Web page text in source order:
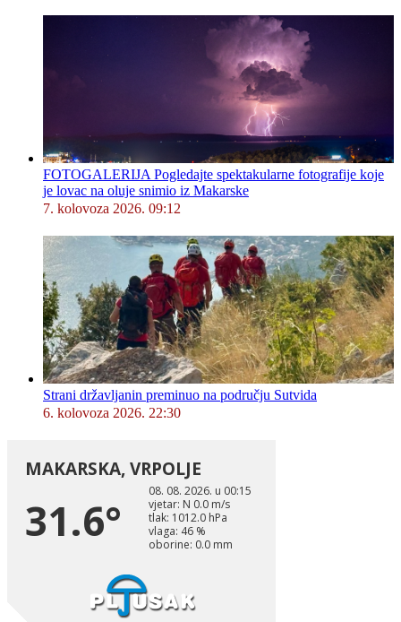
FOTOGALERIJA Pogledajte spektakularne fotografije koje
je lovac na oluje snimio iz Makarske
7. kolovoza 2026. 09:12
Strani državljanin preminuo na području Sutvida
6. kolovoza 2026. 22:30